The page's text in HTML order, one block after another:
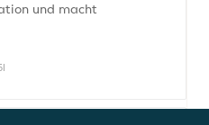
und macht